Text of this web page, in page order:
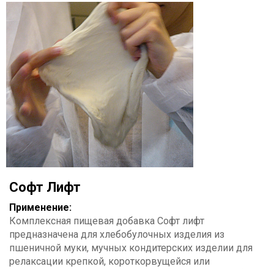
Софт Лифт
Применение:
Комплексная пищевая добавка Софт лифт
предназначена для хлебобулочных изделия из
пшеничной муки, мучных кондитерских изделии для
релаксации крепкой, короткорвущейся или